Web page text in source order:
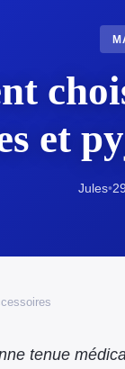
et
Jules•
tenue